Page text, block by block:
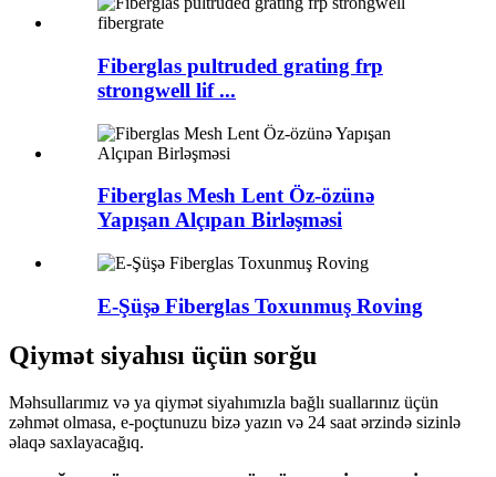
Fiberglas pultruded grating frp
strongwell lif ...
Fiberglas Mesh Lent Öz-özünə
Yapışan Alçıpan Birləşməsi
E-Şüşə Fiberglas Toxunmuş Roving
Qiymət siyahısı üçün sorğu
Məhsullarımız və ya qiymət siyahımızla bağlı suallarınız üçün
zəhmət olmasa, e-poçtunuzu bizə yazın və 24 saat ərzində sizinlə
əlaqə saxlayacağıq.